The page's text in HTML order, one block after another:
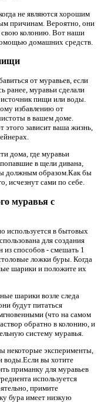
не являются хорошим
причинам. Вероятно, они
свою колонию. Вот наши
домашних средств.
от муравьев, если
ранее, муравьи сделали
пищи или воды.
избавлению от
в вашем доме.
зависит ваша жизнь,
дома, где муравьи
в щели дивана,
должным образом.Как бы
исчезнут сами по себе.
муравья с
используется в бытовых
для создания
способов - смешать 1
ложки буры. Когда
шарики и положите их
шарики возле следа
будут питаться
(что на самом
обратно в колонию, и
систему муравья.
некоторые эксперименты,
воды.Если вы хотите
приманку для муравьев
используется
примите
бура имеет низкую